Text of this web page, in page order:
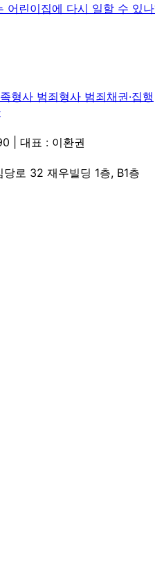
어린이집에 다시 일할 수 있
형사 범죄형사 범죄채권·집행
| 대표 : 이환권
로 32 재우빌딩 1층, B1층